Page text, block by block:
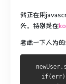
我正在用
头，特别是在
考虑一下人为的